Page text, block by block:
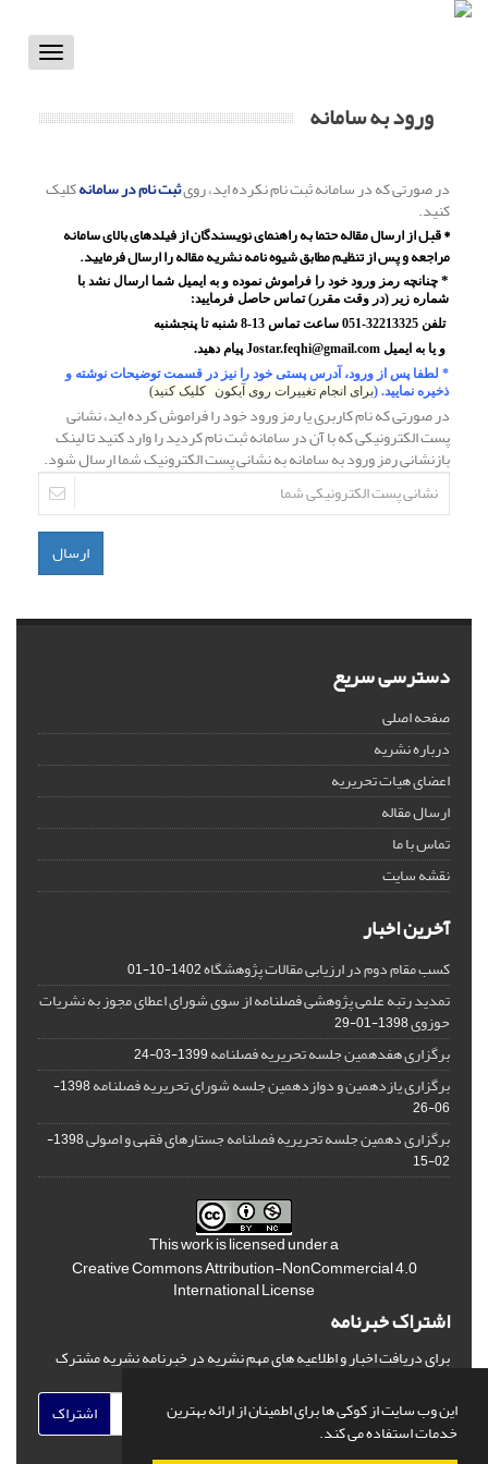
این وب سایت از کوکی ها برای اطمینان از ارائه بهترین
خدمات استفاده می کند.
Toggle
ورود به سامانه
در صورتی که در سامانه ثبت نام نکرده اید، رویثبت نام در سامانهکلیک
کنید.
* قبل از ارسال مقاله حتما به راهنمای نویسندگان از فیلدهای بالای سامانه
مراجعه و پس از تنظیم مطابق شیوه نامه نشریه مقاله را ارسال فرمایید.
* چنانچه رمز ورود خود را فراموش نموده و به ایمیل شما ارسال نشد با
شماره زیر (در وقت مقرر) تماس حاصل فرمایید:
تلفن 32213325-051 ساعت تماس 13-8 شنبه تا پنجشنبه
و یا به ایمیل Jostar.feqhi@gmail.com پیام دهید.
* لطفا پس از ورود، آدرس پستی خود را نیز در قسمت توضیحات نوشته و
ذخیره نمایید. (برای انجام تغییرات روی آیکون کلیک کنید)
در صورتی که نام کاربری یا رمز ورود خود را فراموش کرده اید، نشانی
پست الکترونیکی که با آن در سامانه ثبت نام کردید را وارد کنید تا لینک
بازنشانی رمز ورود به سامانه به نشانی پست الکترونیک شما ارسال شود.
ارسال
دسترسی سریع
صفحه اصلی
درباره نشریه
اعضای هیات تحریریه
ارسال مقاله
تماس با ما
نقشه سایت
آخرین اخبار
کسب مقام دوم در ارزیابی مقالات پژوهشگاه1402-10-01
تمدید رتبه علمی پژوهشی فصلنامه از سوی شورای اعطای مجوز به نشریات
حوزوی1398-01-29
برگزاری هفدهمین جلسه تحریریه فصلنامه1399-03-24
برگزاری یازدهمین و دوازدهمین جلسه شورای تحریریه فصلنامه
1398-
06-26
برگزاری دهمین جلسه تحریریه فصلنامه جستارهای فقهی و اصولی
1398-
02-15
This work is licensed under a
Creative Commons Attribution-NonCommercial 4.0
International License
اشتراک خبرنامه
برای دریافت اخبار و اطلاعیه های مهم نشریه در خبرنامه نشریه مشترک
اشتراک